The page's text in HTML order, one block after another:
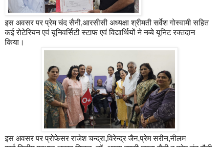
इस अवसर पर प्रेम चंद सैनी,आरसीसी अध्यक्षा श्रीमती सर्वेश गोस्वामी सहित
कई रोटेरियन एवं यूनिवर्सिटी स्टाफ एवं विद्यार्थियों ने नब्बे यूनिट रक्तदान
किया।
इस अवसर पर प्रोफेसर राजेश चन्द्रा,विरेन्द्र जैन,प्रेम सरीन,नीलम